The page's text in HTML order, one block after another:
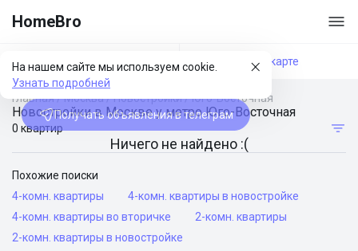
HomeBro
На нашем сайте мы используем cookie.
Узнать подробней
Получать объявления в телеграм
Фильтры На карте
Главная/Москва/Новостройки/Юго-Восточная
Новостройки в Москве у метро Юго-Восточная
0 квартир
Ничего не найдено :(
Похожие поиски
4-комн. квартиры
4-комн. квартиры в новостройке
4-комн. квартиры во вторичке
2-комн. квартиры
2-комн. квартиры в новостройке